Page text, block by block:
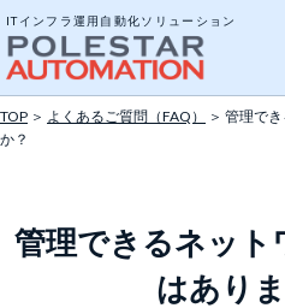
ITインフラ運用自動化ソリューション
TOP ＞ よくあるご質問（FAQ）
＞ 管理で
か？
管理できるネット
はあり